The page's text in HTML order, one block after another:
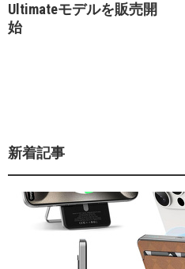
Ultimateモデルを販売開
始
新着記事